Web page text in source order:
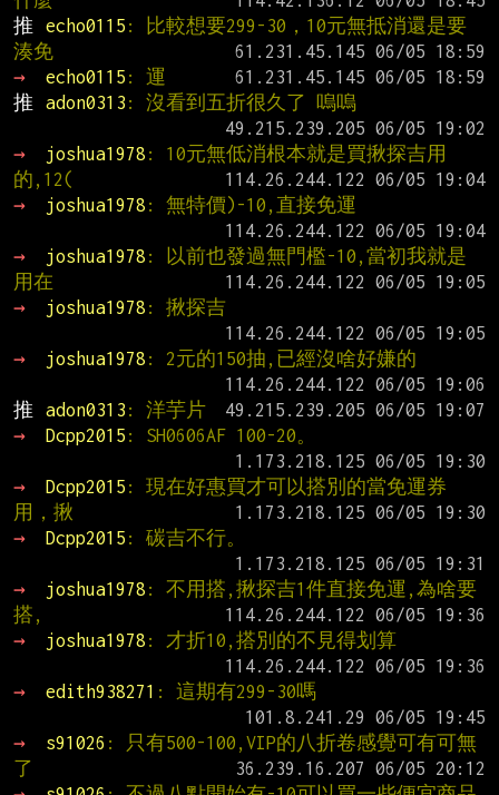
推
echo0115 : 比較想要299-30，10元無抵消還是要
湊免
→
echo0115 : 運
推
adon0313 : 沒看到五折很久了 嗚嗚
→
joshua1978 : 10元無低消根本就是買揪探吉用
的,12(
→
joshua1978 : 無特價)-10,直接免運
→
joshua1978 : 以前也發過無門檻-10,當初我就是
用在
→
joshua1978 : 揪探吉
→
joshua1978 : 2元的150抽,已經沒啥好嫌的
推
adon0313 : 洋芋片
→
Dcpp2015 : SH0606AF 100-20。
→
Dcpp2015 : 現在好惠買才可以搭別的當免運券
用，揪
→
Dcpp2015 : 碳吉不行。
→
joshua1978 : 不用搭,揪探吉1件直接免運,為啥要
搭,
→
joshua1978 : 才折10,搭別的不見得划算
→
edith938271 : 這期有299-30嗎
→
s91026 : 只有500-100,VIP的八折卷感覺可有可無
了